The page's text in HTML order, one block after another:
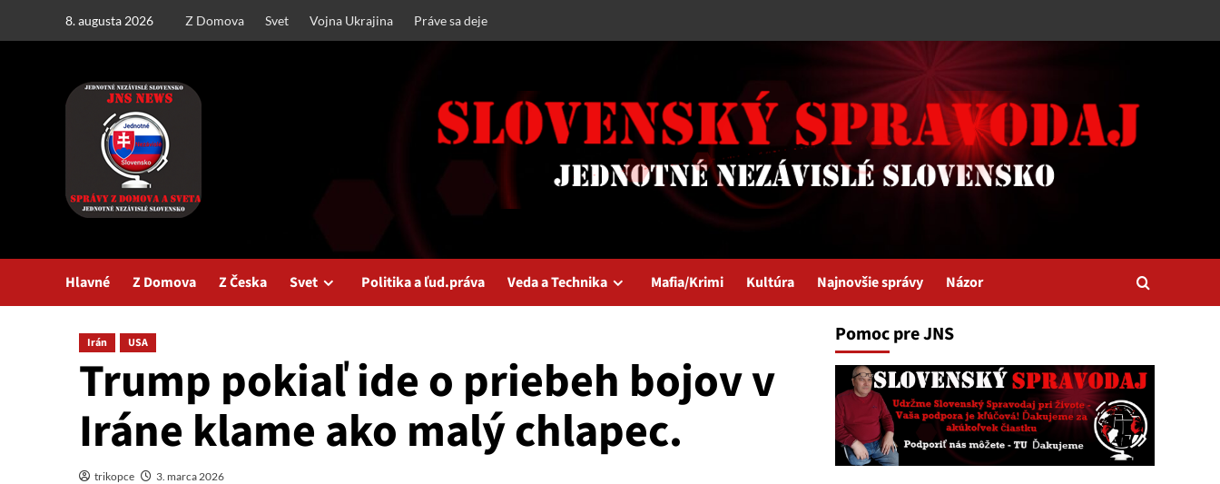
8. augusta 2026 Z Domova Svet Vojna Ukrajina Práve sa deje
Hlavné Z Domova Z Česka Svet Politika a ľud.práva Veda a Technika Mafia/Krimi Kultúra Najnovšie správy Názor
Irán USA
Trump pokiaľ ide o priebeh bojov v
Iráne klame ako malý chlapec.
trikopce 3. marca 2026
Pomoc pre JNS